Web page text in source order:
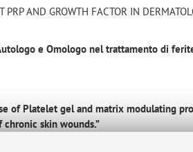
AND GROWTH FACTOR IN
e Omologo nel trattamento di
of Platelet gel and matrix modulating
skin wounds.”